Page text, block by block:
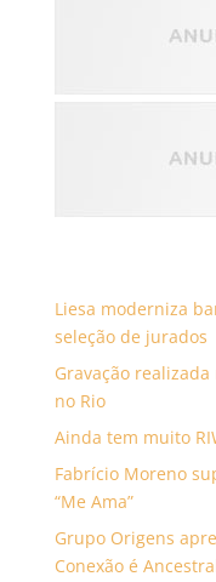
Liesa moderniza
seleção de jurados
Gravação
no Rio
Ainda tem muito
Fabrício Moreno
“Me Ama”
Grupo Origens
Conexão é